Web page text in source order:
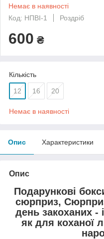
Немає в наявності
Код: НПВІ-1
Роздріб
600 ₴
Кількість
12 16 20
Немає в наявності
Опис Характеристики
Опис
Подарункові
сюрприз,
день закоханих -
як для коханої